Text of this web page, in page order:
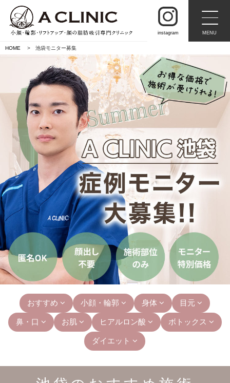
instagram MENU
HOME 池袋モニター募集
おすすめ 小顔・輪郭 身体 目元
鼻・口 お肌 ヒアルロン酸 ボトックス
ダイエット